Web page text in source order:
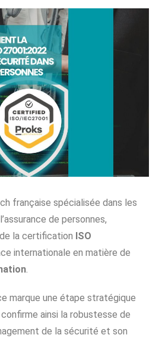
française spécialisée dans les
de personnes,
la certification ISO
internationale en matière de
.
marque une étape stratégique
ainsi la robustesse de
de la sécurité et son